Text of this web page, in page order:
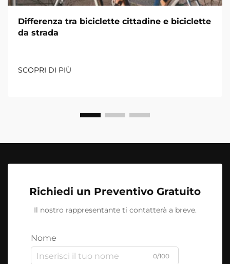
Differenza tra biciclette cittadine e biciclette
da strada
SCOPRI DI PIÙ
Richiedi un Preventivo Gratuito
Il nostro rappresentante ti contatterà a breve.
Nome
0/100